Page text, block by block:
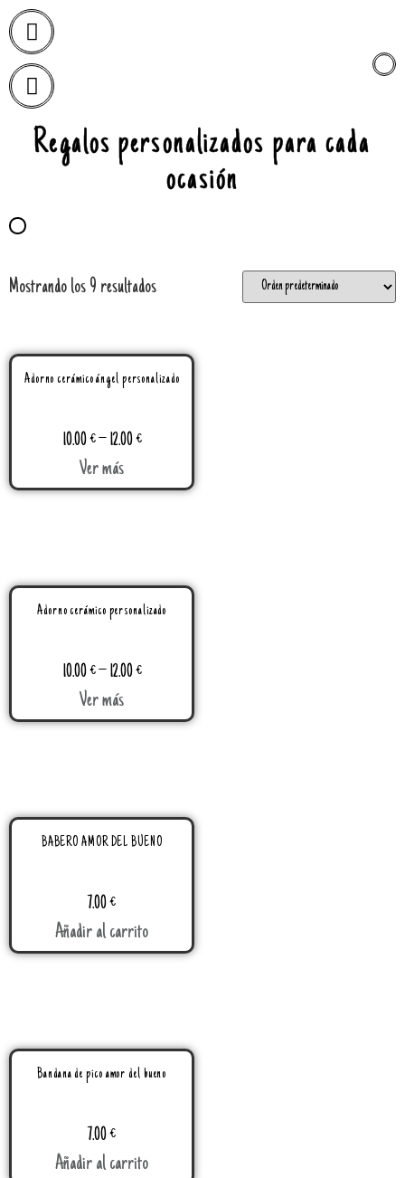
Regalos personalizados para cada
ocasión
Mostrando los 9 resultados
Adorno cerámico ángel personalizado
10.00€–12.00€
Ver más
Adorno cerámico personalizado
10.00€–12.00€
Ver más
BABERO AMOR DEL BUENO
7.00€
Añadir al carrito
Bandana de pico amor del bueno
7.00€
Añadir al carrito